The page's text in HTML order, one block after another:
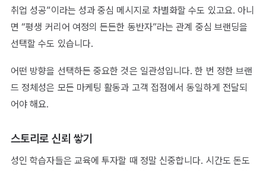
취업 성공”이라는 성과 중심 메시지로 차별화할 수도 있고요. 아니
면 “평생 커리어 여정의 든든한 동반자”라는 관계 중심 브랜딩을
선택할 수도 있습니다.
어떤 방향을 선택하든 중요한 것은 일관성입니다. 한 번 정한 브랜
드 정체성은 모든 마케팅 활동과 고객 접점에서 동일하게 전달되
어야 해요.
스토리로 신뢰 쌓기
성인 학습자들은 교육에 투자할 때 정말 신중합니다. 시간도 돈도